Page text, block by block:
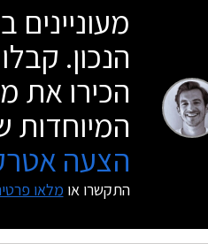
הנכון.
הכירו את
המיוחדות
הצעה
התקשרו או מלאו